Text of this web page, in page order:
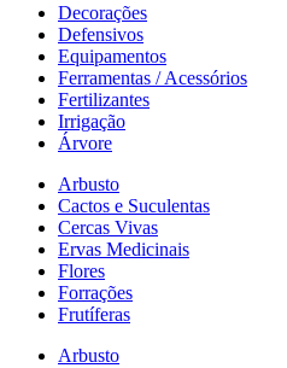
Decorações
Defensivos
Equipamentos
Ferramentas / Acessórios
Fertilizantes
Irrigação
Árvore
Arbusto
Cactos e Suculentas
Cercas Vivas
Ervas Medicinais
Flores
Forrações
Frutíferas
Arbusto